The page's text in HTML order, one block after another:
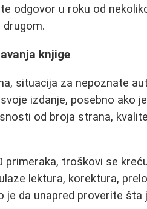
odgovor u roku od
knjige
situacija za nepoznate
izdanje, posebno ako
od broja strana,
primeraka, troškovi se
lektura, korektura,
je da unapred proverite šta